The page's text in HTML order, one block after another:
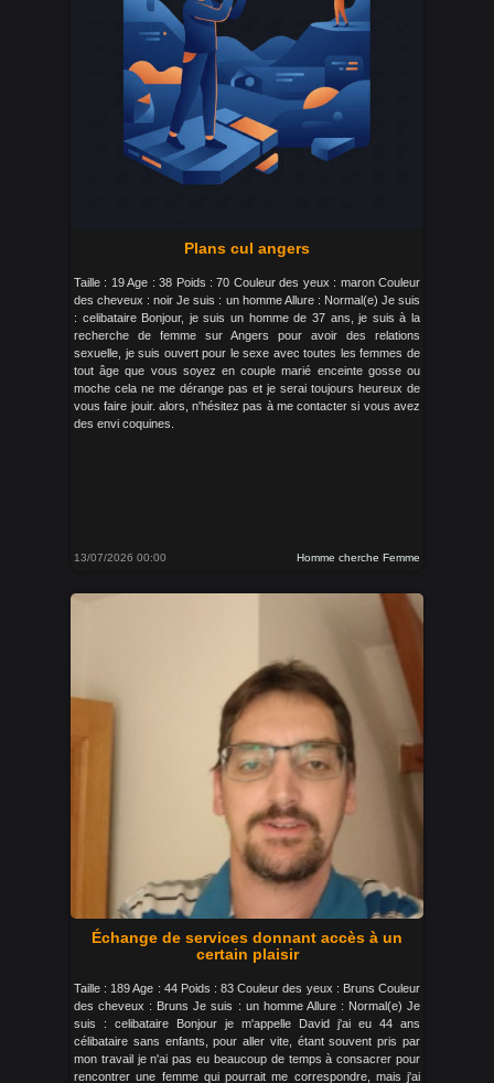
Plans cul angers
Taille : 19 Age : 38 Poids : 70 Couleur des yeux : maron Couleur
des cheveux : noir Je suis : un homme Allure : Normal(e) Je suis
: celibataire Bonjour, je suis un homme de 37 ans, je suis à la
recherche de femme sur Angers pour avoir des relations
sexuelle, je suis ouvert pour le sexe avec toutes les femmes de
tout âge que vous soyez en couple marié enceinte gosse ou
moche cela ne me dérange pas et je serai toujours heureux de
vous faire jouir. alors, n'hésitez pas à me contacter si vous avez
des envi coquines.
13/07/2026 00:00 Homme cherche Femme
Échange de services donnant accès à un
certain plaisir
Taille : 189 Age : 44 Poids : 83 Couleur des yeux : Bruns Couleur
des cheveux : Bruns Je suis : un homme Allure : Normal(e) Je
suis : celibataire Bonjour je m'appelle David j'ai eu 44 ans
célibataire sans enfants, pour aller vite, étant souvent pris par
mon travail je n'ai pas eu beaucoup de temps à consacrer pour
rencontrer une femme qui pourrait me correspondre, mais j'ai